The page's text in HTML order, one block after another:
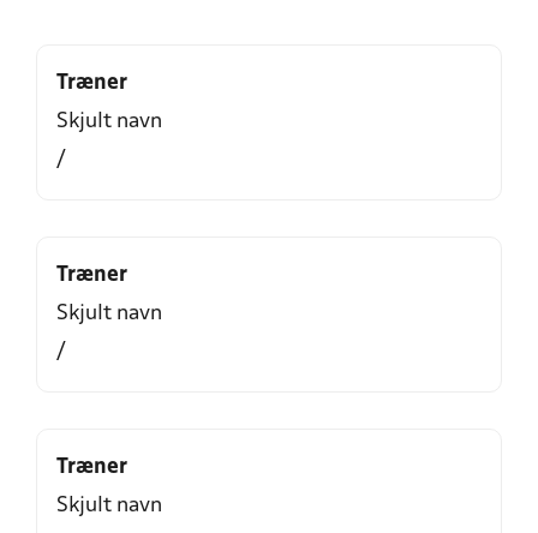
Træner
Skjult navn
/
Træner
Skjult navn
/
Træner
Skjult navn